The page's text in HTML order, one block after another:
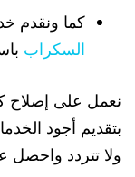
كما ونقدم
السكراب
نعمل على إصلاح
بتقديم أجود
ولا تتردد